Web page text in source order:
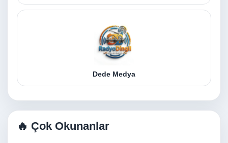
Dede Medya
🔥 Çok Okunanlar